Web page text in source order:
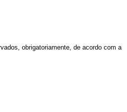
obrigatoriamente, de acordo com a